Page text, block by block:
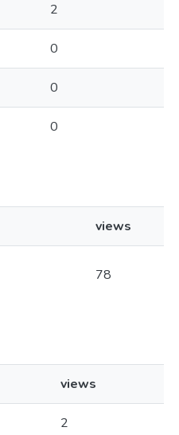
2
0
0
0
views
78
views
2